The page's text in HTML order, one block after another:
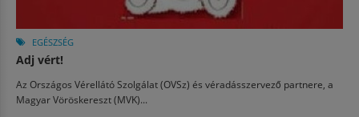
EGÉSZSÉG
Adj vért!
Az Országos Vérellátó Szolgálat (OVSz) és véradásszervező partnere, a
Magyar Vöröskereszt (MVK)...